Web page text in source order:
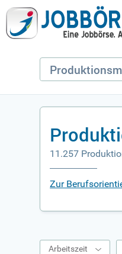
11.257
Zur
Arbeitszeit